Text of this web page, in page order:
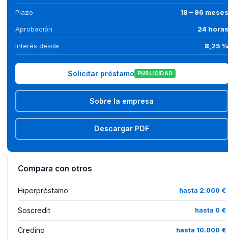
Plazo 18 – 96 meses
Aprobación 24 horas
Interés desde 8,25 %
Solicitar préstamo PUBLICIDAD
Sobre la empresa
Descargar PDF
Compara con otros
Hiperpréstamo hasta 2.000 €
Soscredit hasta 0 €
Credino hasta 10.000 €